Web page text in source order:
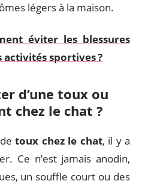
légers à la maison.
éviter les blessures
sportives ?
d’une toux ou
chez le chat ?
toux chez le chat, il y a
Ce n’est jamais anodin,
un souffle court ou des